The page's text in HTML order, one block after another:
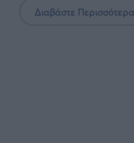
Διαβάστε Περισσότερα